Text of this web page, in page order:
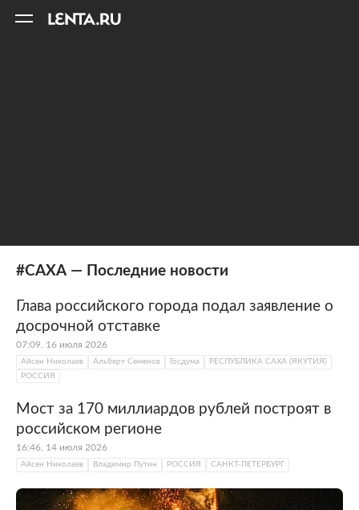
#САХА — Последние новости
Глава российского города подал заявление о
досрочной отставке
07:09, 16 июля 2026
Айсен Николаев Альберт Семенов Госдума
РЕСПУБЛИКА САХА (ЯКУТИЯ)
РОССИЯ
Мост за 170 миллиардов рублей построят в
российском регионе
16:46, 14 июля 2026
Айсен Николаев Владимир Путин РОССИЯ САНКТ-ПЕТЕРБУРГ